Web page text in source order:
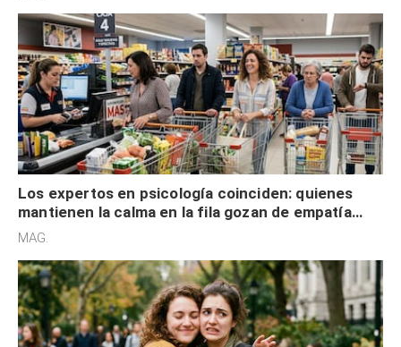
Los expertos en psicología coinciden: quienes
mantienen la calma en la fila gozan de empatía
cognitiva, gratitud y no solo tienen autocontrol
MAG.